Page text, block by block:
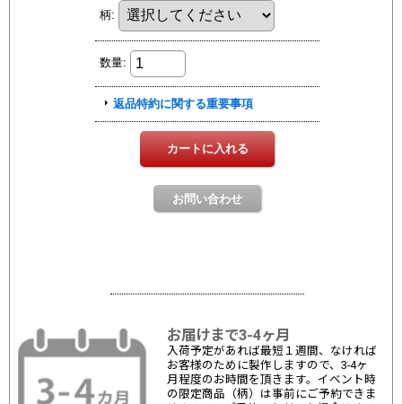
お届けまで3-4ヶ月
入荷予定があれば最短１週間、なければ
お客様のために製作しますので、3-4ヶ
月程度のお時間を頂きます。イベント時
の限定商品（柄）は事前にご予約できま